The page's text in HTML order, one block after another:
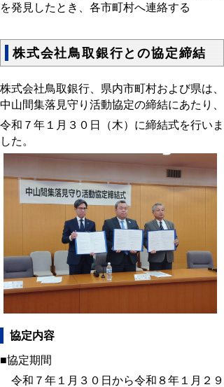
を発見したとき、各市町村へ連絡する
株式会社鳥取銀行との協定締結
株式会社鳥取銀行、県内市町村および県は、
中山間集落見守り活動協定の締結にあたり、
令和７年１月３０日（木）に締結式を行いま
した。
協定内容
■協定期間
令和７年１月３０日から令和８年１月２９